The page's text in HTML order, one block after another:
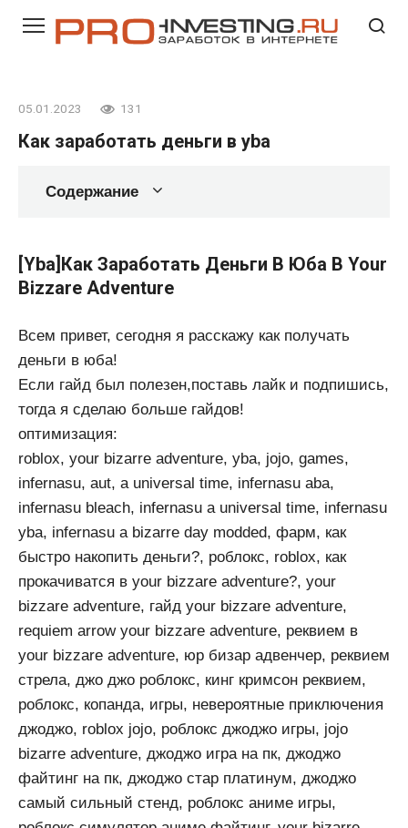
05.01.2023 131
Как заработать деньги в yba
Содержание
[Yba]Как Заработать Деньги В Юба В Your
Bizzare Adventure
Всем привет, сегодня я расскажу как получать
деньги в юба!
Если гайд был полезен,поставь лайк и подпишись,
тогда я сделаю больше гайдов!
оптимизация:
roblox, your bizarre adventure, yba, jojo, games,
infernasu, aut, a universal time, infernasu aba,
infernasu bleach, infernasu a universal time, infernasu
yba, infernasu a bizarre day modded, фарм, как
быстро накопить деньги?, роблокс, roblox, как
прокачиватся в your bizzare adventure?, your
bizzare adventure, гайд your bizzare adventure,
requiem arrow your bizzare adventure, реквием в
your bizzare adventure, юр бизар адвенчер, реквием
стрела, джо джо роблокс, кинг кримсон реквием,
роблокс, копанда, игры, невероятные приключения
джоджо, roblox jojo, роблокс джоджо игры, jojo
bizarre adventure, джоджо игра на пк, джоджо
файтинг на пк, джоджо стар платинум, джоджо
самый сильный стенд, роблокс аниме игры,